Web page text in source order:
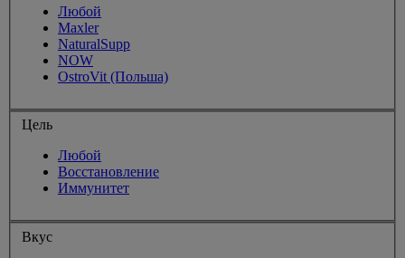
Любой
Maxler
NaturalSupp
NOW
OstroVit (Польша)
Цель
Любой
Восстановление
Иммунитет
Вкус